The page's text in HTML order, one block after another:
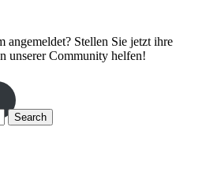
angemeldet? Stellen Sie jetzt ihre
unserer Community helfen!
Search